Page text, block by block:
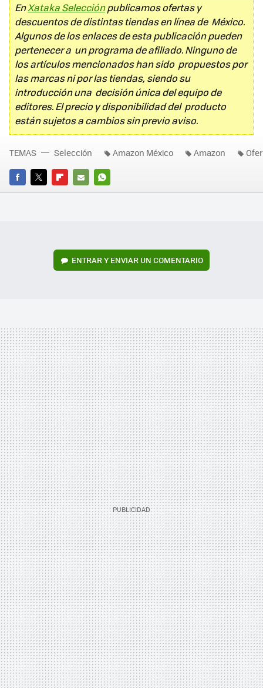
EnXataka Selecciónpublicamos ofertas y
descuentos de distintas tiendas en línea de México.
Algunos de los enlaces de esta publicación pueden
pertenecer a un programa de afiliado. Ninguno de
los artículos mencionados han sido propuestos por
las marcas ni por las tiendas, siendo su
introducción una decisión única del equipo de
editores. El precio y disponibilidad del producto
están sujetos a cambios sin previo aviso.
FACEBOOK
TWITTERFLIPBOARD
E-
WHATSAPP
TEMAS Selección Amazon México Amazon
ENTRAR Y ENVIAR UN COMENTARIO